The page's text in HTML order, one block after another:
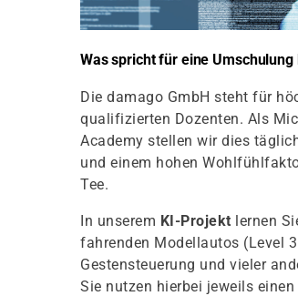
Was spricht für eine Umschulung
Die damago GmbH steht für
qualifizierten Dozenten. Als
Academy stellen wir dies
und einem hohen
Tee.
In unserem KI-Projekt lernen
fahrenden Modellautos (Level
Gestensteuerung und vieler
Sie nutzen hierbei jeweils